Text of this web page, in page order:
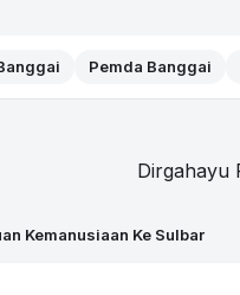
Pemda Banggai
Kemanusiaan Ke Sulbar